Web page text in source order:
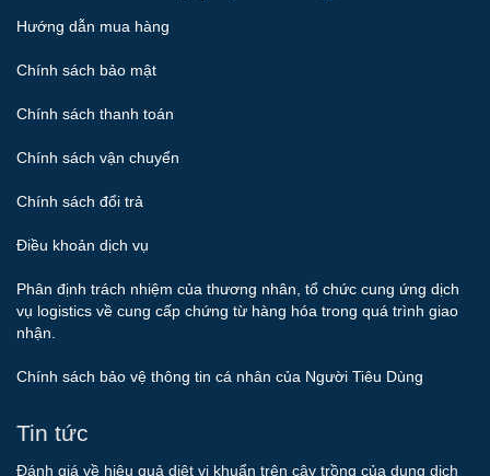
Hướng dẫn mua hàng
Chính sách bảo mật
Chính sách thanh toán
Chính sách vận chuyển
Chính sách đổi trả
Điều khoản dịch vụ
Phân định trách nhiệm của thương nhân, tổ chức cung ứng dịch
vụ logistics về cung cấp chứng từ hàng hóa trong quá trình giao
nhận.
Chính sách bảo vệ thông tin cá nhân của Người Tiêu Dùng
Tin tức
Đánh giá về hiệu quả diệt vi khuẩn trên cây trồng của dung dịch